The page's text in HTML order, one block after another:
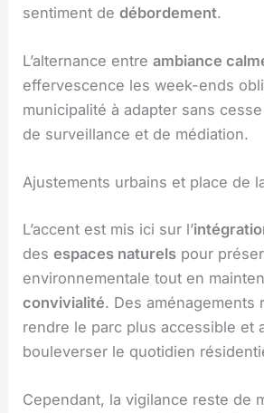
sentiment dedébordement.
L’alternance entreambiance
effervescence les week-ends
municipalité à adapter sans
de surveillance et de médiation.
Ajustements urbains et place de
L’accent est mis ici sur l’
desespaces naturels pour
environnementale tout en
convivialité. Des aménagements
rendre le parc plus accessible et
bouleverser le quotidien
Cependant, la vigilance reste de